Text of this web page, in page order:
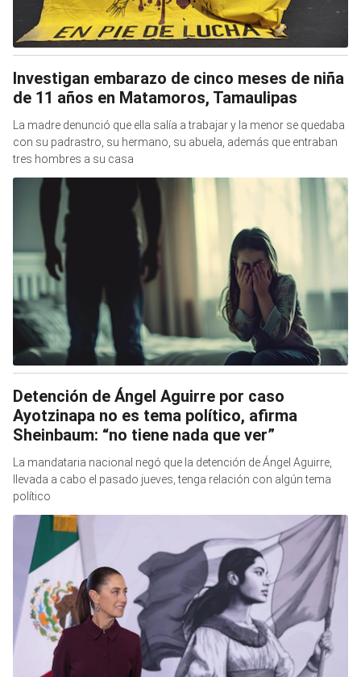
Investigan embarazo de cinco meses de niña
de 11 años en Matamoros, Tamaulipas
La madre denunció que ella salía a trabajar y la menor se quedaba
con su padrastro, su hermano, su abuela, además que entraban
tres hombres a su casa
Detención de Ángel Aguirre por caso
Ayotzinapa no es tema político, afirma
Sheinbaum: “no tiene nada que ver”
La mandataria nacional negó que la detención de Ángel Aguirre,
llevada a cabo el pasado jueves, tenga relación con algún tema
político